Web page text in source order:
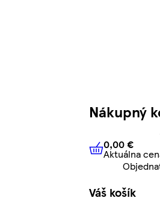
Nákupný
0,00 €
0,00 €
Aktuálna
Váš košík